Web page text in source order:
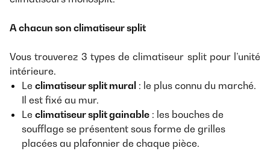
A chacun son climatiseur split
Vous trouverez 3 types de climatiseur split pour l’unité
intérieure.
Le climatiseur split mural : le plus connu du marché.
Il est fixé au mur.
Le climatiseur split gainable : les bouches de
soufflage se présentent sous forme de grilles
placées au plafonnier de chaque pièce.